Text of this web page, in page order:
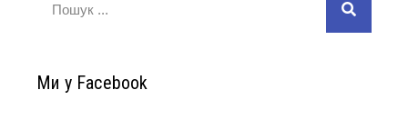
Ми у Facebook